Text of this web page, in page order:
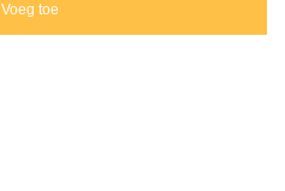
Voeg toe